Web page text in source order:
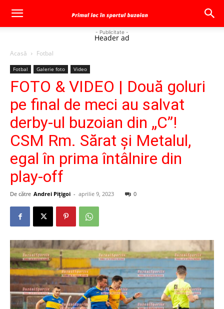
- Publicitate -
Header ad
Acasă Fotbal
Fotbal Galerie foto Video
FOTO & VIDEO | Două goluri
pe final de meci au salvat
derby-ul buzoian din „C”!
CSM Rm. Sărat şi Metalul,
egal în prima întâlnire din
play-off
De către Andrei Pițigoi - aprilie 9, 2023 0